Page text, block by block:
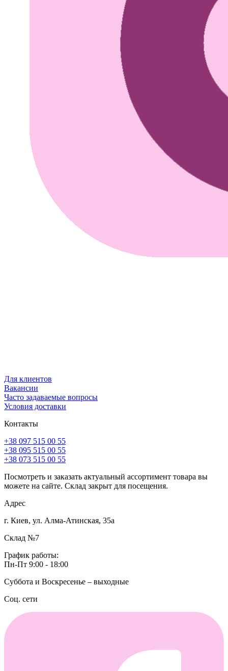
Для клиентов
Вакансии
Часто задаваемые вопросы
Условия доставки
Контакты
+38 097 515 00 55
+38 095 515 00 55
+38 073 515 00 55
Посмотреть и заказать актуальный ассортимент товара вы
можете на сайте. Склад закрыт для посещения.
Адрес
г. Киев, ул. Алма-Атинская, 35а
Склад №7
График работы:
Пн-Пт 9:00 - 18:00
Суббота и Воскресенье – выходные
Соц. сети